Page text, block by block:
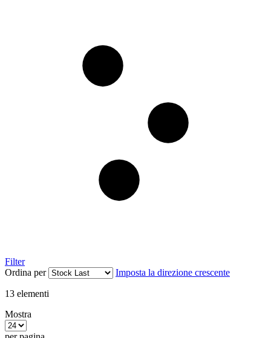
Filter
Ordina per
Imposta la direzione crescente
13 elementi
Mostra